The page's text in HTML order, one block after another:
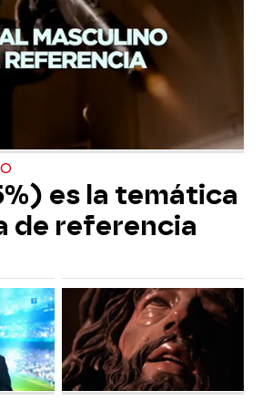
es la temática
de referencia